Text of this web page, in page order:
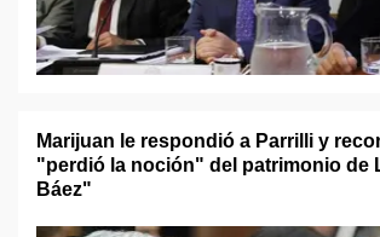
Marijuan le respondió a Parrilli y
"perdió la noción" del patrimonio de
Báez"